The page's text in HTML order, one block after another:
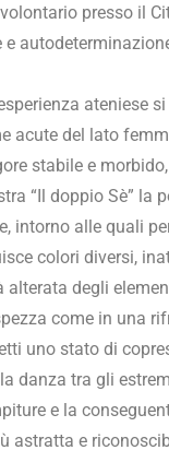
presso il
ateniese
acute del lato
stabile e
“Il doppio Sè”
intorno alle quali
colori diversi,
degli
come in una
uno stato di
danza tra gli
e la
astratta e